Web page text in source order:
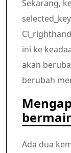
Sekarang,
ini ke
akan
berubah
Ada dua